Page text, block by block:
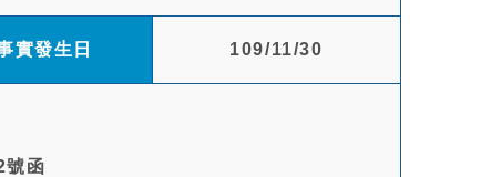
實發生日 109/11/30
號函